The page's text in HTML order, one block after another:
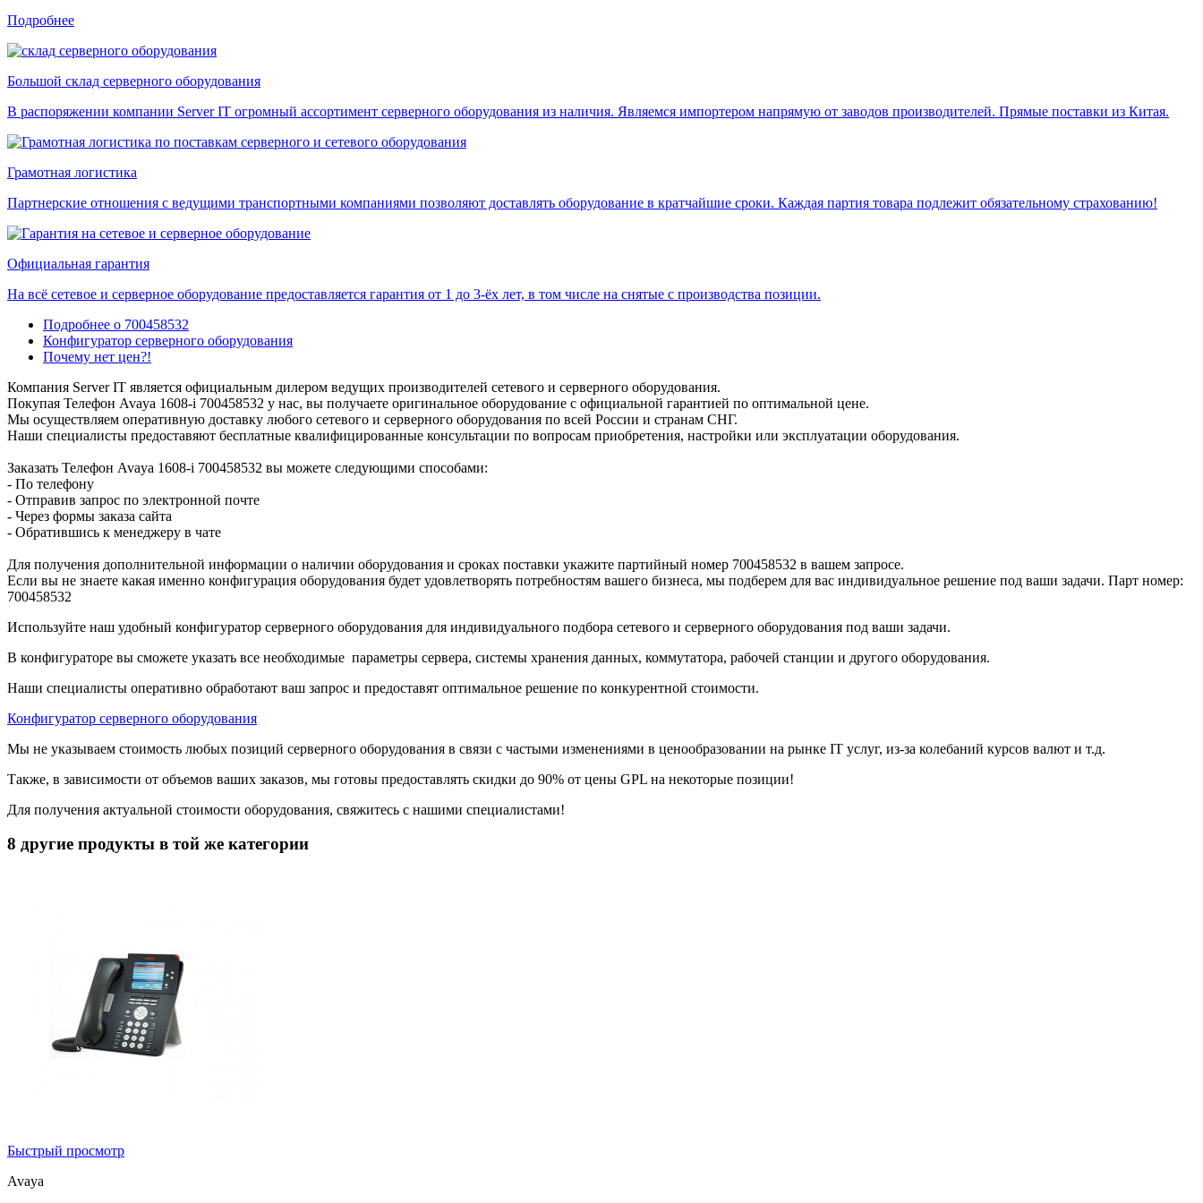
Подробнее
Большой склад серверного оборудования
В распоряжении компании Server IT огромный ассортимент серверного оборудования из наличия. Являемся импортером напрямую от заводов производителей. Прямые поставки из Китая.
Грамотная логистика
Партнерские отношения с ведущими транспортными компаниями позволяют доставлять оборудование в кратчайшие сроки. Каждая партия товара подлежит обязательному страхованию!
Официальная гарантия
На всё сетевое и серверное оборудование предоставляется гарантия от 1 до 3-ёх лет, в том числе на снятые с производства позиции.
Подробнее о 700458532
Конфигуратор серверного оборудования
Почему нет цен?!
Компания Server IT является официальным дилером ведущих производителей сетевого и серверного оборудования.
Покупая Телефон Avaya 1608-i 700458532 у нас, вы получаете оригинальное оборудование с официальной гарантией по оптимальной цене.
Мы осуществляем оперативную доставку любого сетевого и серверного оборудования по всей России и странам СНГ.
Наши специалисты предоставяют бесплатные квалифицированные консультации по вопросам приобретения, настройки или эксплуатации оборудования.
Заказать Телефон Avaya 1608-i 700458532 вы можете следующими способами:
- По телефону
- Отправив запрос по электронной почте
- Через формы заказа сайта
- Обратившись к менеджеру в чате
Для получения дополнительной информации о наличии оборудования и сроках поставки укажите партийный номер 700458532 в вашем запросе.
Если вы не знаете какая именно конфигурация оборудования будет удовлетворять потребностям вашего бизнеса, мы подберем для вас индивидуальное решение под ваши задачи. Парт номер:
700458532
Используйте наш удобный конфигуратор серверного оборудования для индивидуального подбора сетевого и серверного оборудования под ваши задачи.
В конфигураторе вы сможете указать все необходимые параметры сервера, системы хранения данных, коммутатора, рабочей станции и другого оборудования.
Наши специалисты оперативно обработают ваш запрос и предоставят оптимальное решение по конкурентной стоимости.
Конфигуратор серверного оборудования
Мы не указываем стоимость любых позиций серверного оборудования в связи с частыми изменениями в ценообразовании на рынке IT услуг, из-за колебаний курсов валют и т.д.
Также, в зависимости от объемов ваших заказов, мы готовы предоставлять скидки до 90% от цены GPL на некоторые позиции!
Для получения актуальной стоимости оборудования, свяжитесь с нашими специалистами!
8 другие продукты в той же категории
Быстрый просмотр
Avaya